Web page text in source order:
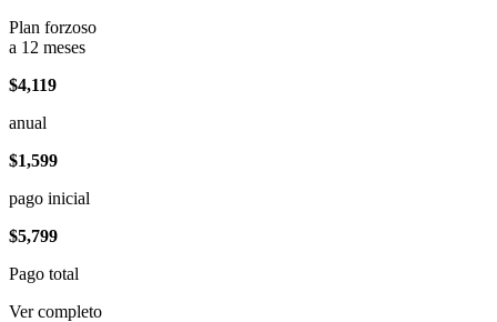
Plan forzoso
a 12 meses
$4,119
anual
$1,599
pago inicial
$5,799
Pago total
Ver completo